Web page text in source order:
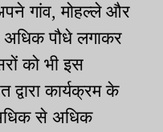
गांव, मोहल्ले और
पौधे लगाकर
को भी इस
कार्यक्रम के
से अधिक